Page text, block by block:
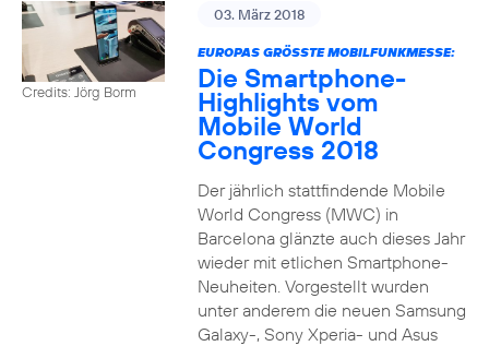
Credits: Jörg Borm
03. März 2018
EUROPAS GRÖSSTE MOBILFUNKMESSE:
Die Smartphone-
Highlights vom
Mobile World
Congress 2018
Der jährlich stattfindende Mobile
World Congress (MWC) in
Barcelona glänzte auch dieses Jahr
wieder mit etlichen Smartphone-
Neuheiten. Vorgestellt wurden
unter anderem die neuen Samsung
Galaxy-, Sony Xperia- und Asus